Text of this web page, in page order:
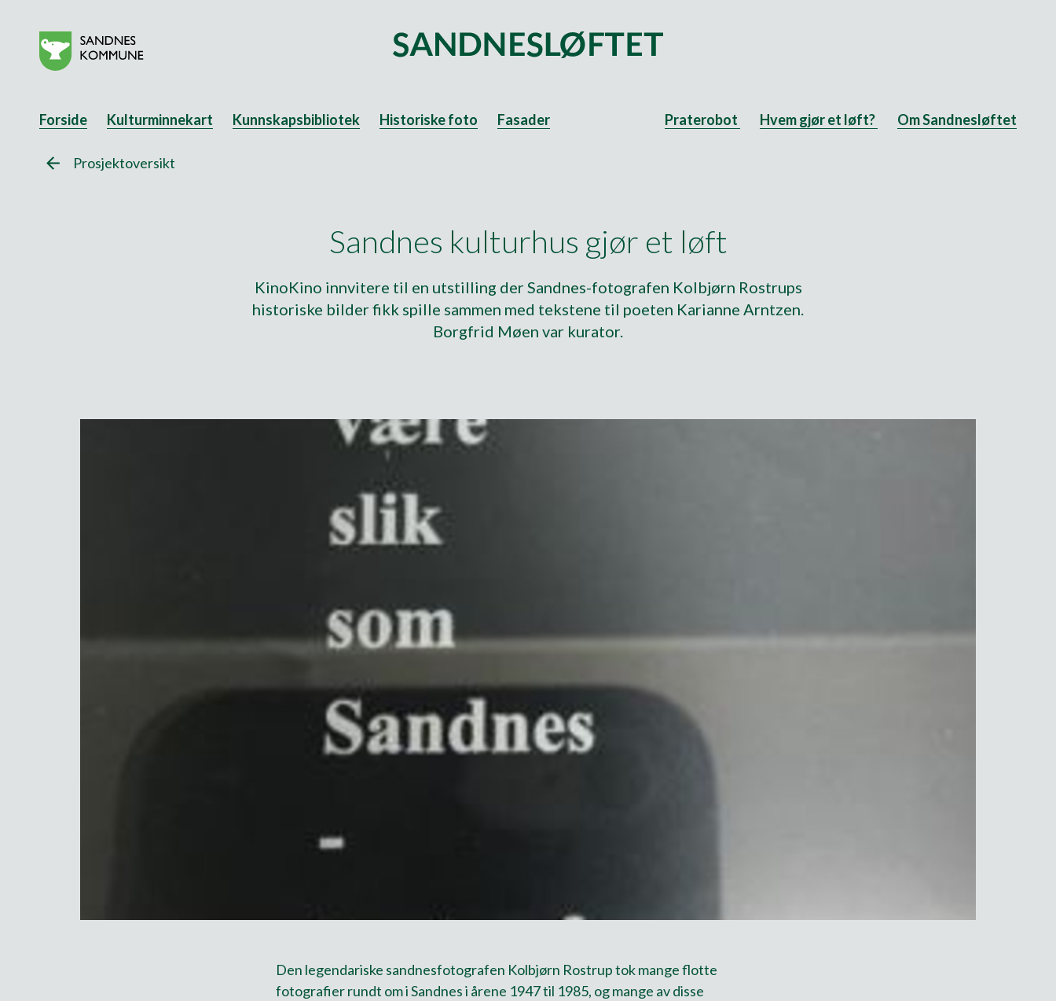
Forside Kulturminnekart Kunnskapsbibliotek Historiske foto Fasader Praterobot Hvem gjør et løft? Om Sandnesløftet
arrow_back Prosjektoversikt
Sandnes kulturhus gjør et løft
KinoKino innvitere til en utstilling der Sandnes-fotografen Kolbjørn Rostrups
historiske bilder fikk spille sammen med tekstene til poeten Karianne Arntzen.
Borgfrid Møen var kurator.
Den legendariske sandnesfotografen Kolbjørn Rostrup tok mange flotte
fotografier rundt om i Sandnes i årene 1947 til 1985, og mange av disse